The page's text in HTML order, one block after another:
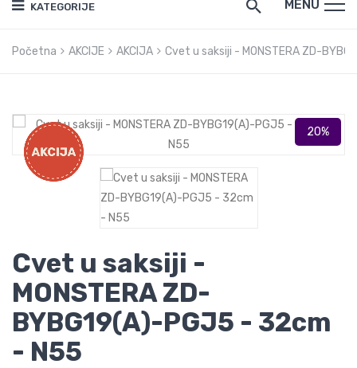
KATEGORIJE MENU
Početna AKCIJE AKCIJA Cvet u saksiji - MONSTERA ZD-
Cvet u saksiji -
MONSTERA ZD-
BYBG19(A)-PGJ5 - 32cm
- N55